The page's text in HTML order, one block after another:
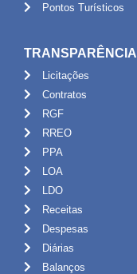
Pontos Turísticos
TRANSPARÊNCIA
Licitações
Contratos
RGF
RREO
PPA
LOA
LDO
Receitas
Despesas
Diárias
Balanços